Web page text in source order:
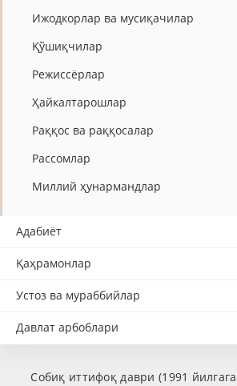
Ижодкорлар ва мусиқачилар
Қўшиқчилар
Режиссёрлар
Ҳайкалтарошлар
Раққос ва раққосалар
Рассомлар
Миллий ҳунармандлар
Адабиёт
Қаҳрамонлар
Устоз ва мураббийлар
Давлат арбоблари
Собиқ иттифоқ даври (1991